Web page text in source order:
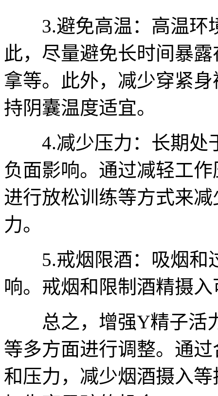
3.避免高温：高温环
此，尽量避免长时间暴
拿等。此外，减少穿紧
持阴囊温度适宜。
4.减少压力：长期处
负面影响。通过减轻工
进行放松训练等方式来
力。
5.戒烟限酒：吸烟和
响。戒烟和限制酒精摄
总之，增强Y精子活
等多方面进行调整。通
和压力，减少烟酒摄入